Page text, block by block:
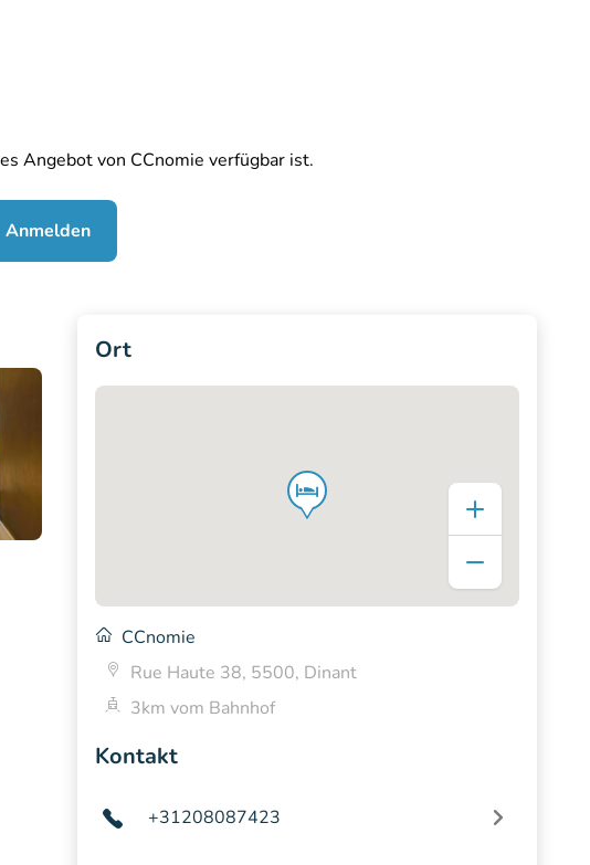
Angebot von CCnomie verfügbar ist.
Anmelden
Ort
CCnomie
Rue Haute 38, 5500, Dinant
3km vom Bahnhof
Kontakt
+31208087423